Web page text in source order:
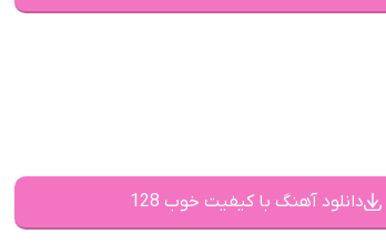
دانلود آهنگ با کیفیت خوب 128